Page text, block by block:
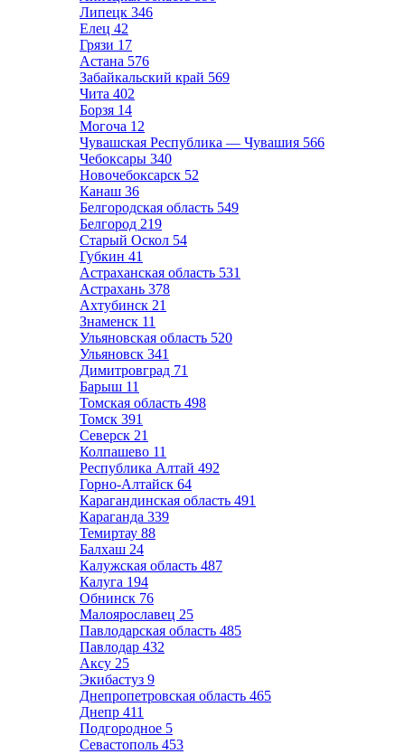
Липецк 346
Елец 42
Грязи 17
Астана 576
Забайкальский край 569
Чита 402
Борзя 14
Могоча 12
Чувашская Республика — Чувашия 566
Чебоксары 340
Новочебоксарск 52
Канаш 36
Белгородская область 549
Белгород 219
Старый Оскол 54
Губкин 41
Астраханская область 531
Астрахань 378
Ахтубинск 21
Знаменск 11
Ульяновская область 520
Ульяновск 341
Димитровград 71
Барыш 11
Томская область 498
Томск 391
Северск 21
Колпашево 11
Республика Алтай 492
Горно-Алтайск 64
Карагандинская область 491
Караганда 339
Темиртау 88
Балхаш 24
Калужская область 487
Калуга 194
Обнинск 76
Малоярославец 25
Павлодарская область 485
Павлодар 432
Аксу 25
Экибастуз 9
Днепропетровская область 465
Днепр 411
Подгородное 5
Севастополь 453